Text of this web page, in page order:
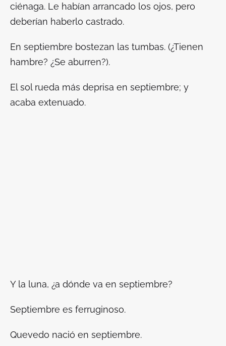
ciénaga. Le habían arrancado los ojos, pero
deberían haberlo castrado.
En septiembre bostezan las tumbas. (¿Tienen
hambre? ¿Se aburren?).
El sol rueda más deprisa en septiembre; y
acaba extenuado.
Y la luna, ¿a dónde va en septiembre?
Septiembre es ferruginoso.
Quevedo nació en septiembre.